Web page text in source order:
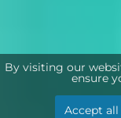
By visiting our
ensure
Accept all